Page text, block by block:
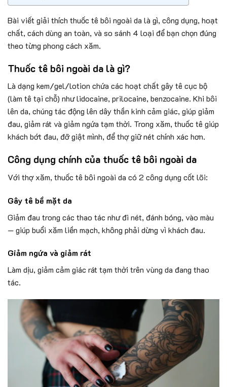
Bài viết giải thích thuốc tê bôi ngoài da là gì, công dụng, hoạt
chất, cách dùng an toàn, và so sánh 4 loại để bạn chọn đúng
theo từng phong cách xăm.
Thuốc tê bôi ngoài da là gì?
Là dạng kem/gel/lotion chứa các hoạt chất gây tê cục bộ
(làm tê tại chỗ) như lidocaine, prilocaine, benzocaine. Khi bôi
lên da, chúng tác động lên dây thần kinh cảm giác, giúp giảm
đau, giảm rát và giảm ngứa tạm thời. Trong xăm, thuốc tê giúp
khách bớt đau, đỡ giật mình, để thợ giữ nét chính xác hơn.
Công dụng chính của thuốc tê bôi ngoài da
Với thợ xăm, thuốc tê bôi ngoài da có 2 công dụng cốt lõi:
Gây tê bề mặt da
Giảm đau trong các thao tác như đi nét, đánh bóng, vào màu
— giúp buổi xăm liền mạch, không phải dừng vì khách đau.
Giảm ngứa và giảm rát
Làm dịu, giảm cảm giác rát tạm thời trên vùng da đang thao
tác.